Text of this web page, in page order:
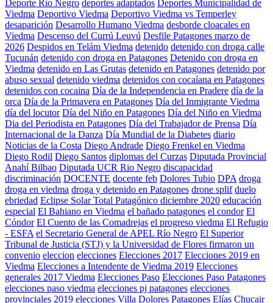
Deporte Río Negro deportes adaptados Deportes Municipalidad de
Viedma Deportivo Viedma Deportivo Viedma vs Temperley
desaparición Desarrollo Humano Viedma desborde cloacales en
Viedma Descenso del Currú Leuvú Desfile Patagones marzo de
2026 Despidos en Telám Viedma detenido detenido con droga calle
Tucunán detenido con droga en Patagones Detenido con droga en
Viedma detenido en Las Grutas detenido en Patagones detenido por
abuso sexual detenido viedma detenidos con cocaíana en Patagones
detenidos con cocaina Día de la Independencia en Pradere día de la
orca Día de la Primavera en Patagones Día del Inmigrante Viedma
día del locutor Día del Niño en Patagones Día del Niño en Viedma
Dia del Periodista en Patagones Día del Trabajador de Prensa Día
Internacional de la Danza Día Mundial de la Diabetes diario
Noticias de la Costa Diego Andrade Diego Frenkel en Viedma
Diego Rodil Diego Santos diplomas del Curzas Diputada Provincial
Anahí Bilbao Diputada UCR Rio Negro discapacidad
discriminación DOCENTE docente feb Dolores Tubio DPA droga
droga en viedma droga y detenido en Patagones drone splif duelo
ebriedad Eclipse Solar Total Patagónico diciembre 2020 educación
especial El Bahiano en Viedma el bañado patagones el condor El
Cóndor El Cuento de las Comadrejas el progreso viedma El Refugio
- ESFA el Secretario General de APEL Río Negro El Superior
Tribunal de Justicia (STJ) y la Universidad de Flores firmaron un
convenio eleccion elecciones Elecciones 2017 Elecciones 2019 en
Viedma Elecciones a Intendente de Viedma 2019 Elecciones
generales 2017 Viedma Elecciones Paso Elecciones Paso Patagones
elecciones paso viedma elecciones pj patagones elecciones
provinciales 2019 elecciones Villa Dolores Patagones Elías Chucair